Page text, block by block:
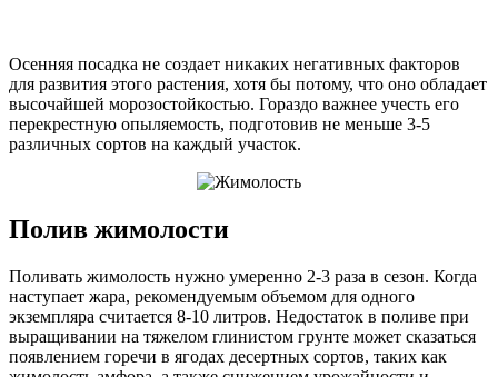
Осенняя посадка не создает никаких негативных факторов
для развития этого растения, хотя бы потому, что оно обладает
высочайшей морозостойкостью. Гораздо важнее учесть его
перекрестную опыляемость, подготовив не меньше 3-5
различных сортов на каждый участок.
Полив жимолости
Поливать жимолость нужно умеренно 2-3 раза в сезон. Когда
наступает жара, рекомендуемым объемом для одного
экземпляра считается 8-10 литров. Недостаток в поливе при
выращивании на тяжелом глинистом грунте может сказаться
появлением горечи в ягодах десертных сортов, таких как